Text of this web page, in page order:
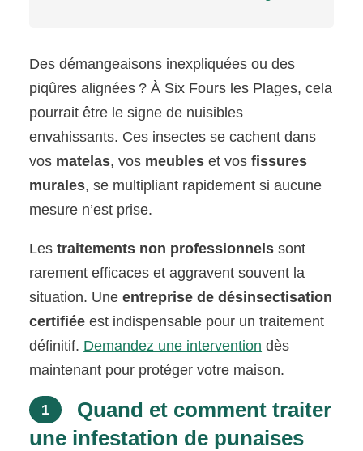
Des démangeaisons inexpliquées ou des
piqûres alignées ? À Six Fours les Plages, cela
pourrait être le signe de nuisibles
envahissants. Ces insectes se cachent dans
vos matelas, vos meubles et vosfissures
murales, se multipliant rapidement si aucune
mesure n’est prise.
Lestraitements non professionnels sont
rarement efficaces et aggravent souvent la
situation. Uneentreprise de désinsectisation
certifiée est indispensable pour un traitement
définitif. Demandez une intervention dès
maintenant pour protéger votre maison.
1
Quand et comment traiter
une infestation de punaises